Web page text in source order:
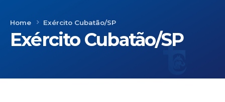
Home Exército Cubatão/SP
Exército Cubatão/SP